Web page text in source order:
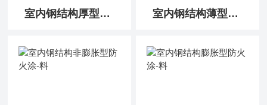
室内钢结构厚型防火-涂料 室内钢结构薄型防火-涂料